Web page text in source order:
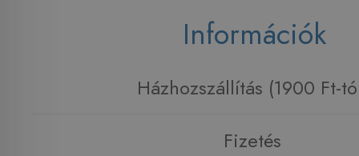
Információk
Házhozszállítás (1900 Ft-
Fizetés